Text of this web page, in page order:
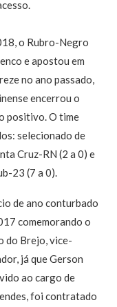
o Rubro-Negro
e apostou em
no ano passado,
encerrou o
positivo. O time
selecionado de
Cruz-RN (2 a 0) e
23 (7 a 0).
de ano conturbado
comemorando o
do Brejo, vice-
já que Gerson
ao cargo de
foi contratado